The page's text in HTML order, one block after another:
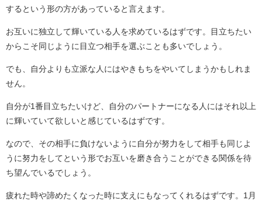
するという形の方があっていると言えます。
お互いに独立して輝いている人を求めているはずです。目立ちたい
からこそ同じように目立つ相手を選ぶことも多いでしょう。
でも、自分よりも立派な人にはやきもちをやいてしまうかもしれま
せん。
自分が1番目立ちたいけど、自分のパートナーになる人にはそれ以上
に輝いていて欲しいと感じているはずです。
なので、その相手に負けないように自分が努力をして相手も同じよ
うに努力をしてという形でお互いを磨き合うことができる関係を待
ち望んでいるでしょう。
疲れた時や諦めたくなった時に支えにもなってくれるはずです。1月